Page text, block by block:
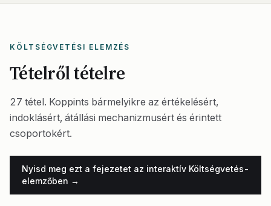
KÖLTSÉGVETÉSI ELEMZÉS
Tételről tételre
27 tétel. Koppints bármelyikre az értékelésért,
indoklásért, átállási mechanizmusért és érintett
csoportokért.
Nyisd meg ezt a fejezetet az interaktív Költségvetés-
elemzőben →